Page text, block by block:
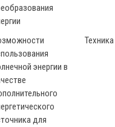
энергии в
для
Техника